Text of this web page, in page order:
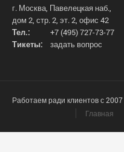
г. Москва, Павелецкая наб.,
дом 2, стр. 2, эт. 2, офис 42
Тел.:
+7 (495) 727-73-77
Тикеты:
задать вопрос
Работаем ради клиентов с
Главная